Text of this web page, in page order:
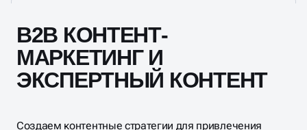
B2B КОНТЕНТ-
МАРКЕТИНГ И
ЭКСПЕРТНЫЙ КОНТЕНТ
Создаем контентные стратегии для привлечения